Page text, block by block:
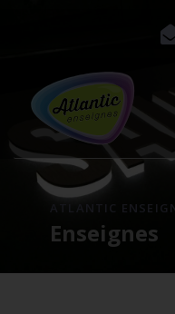
ATLANTIC
Enseignes